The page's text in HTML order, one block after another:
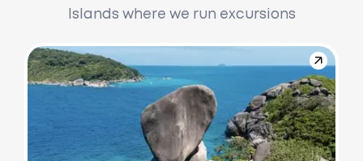
Islands where we run excursions